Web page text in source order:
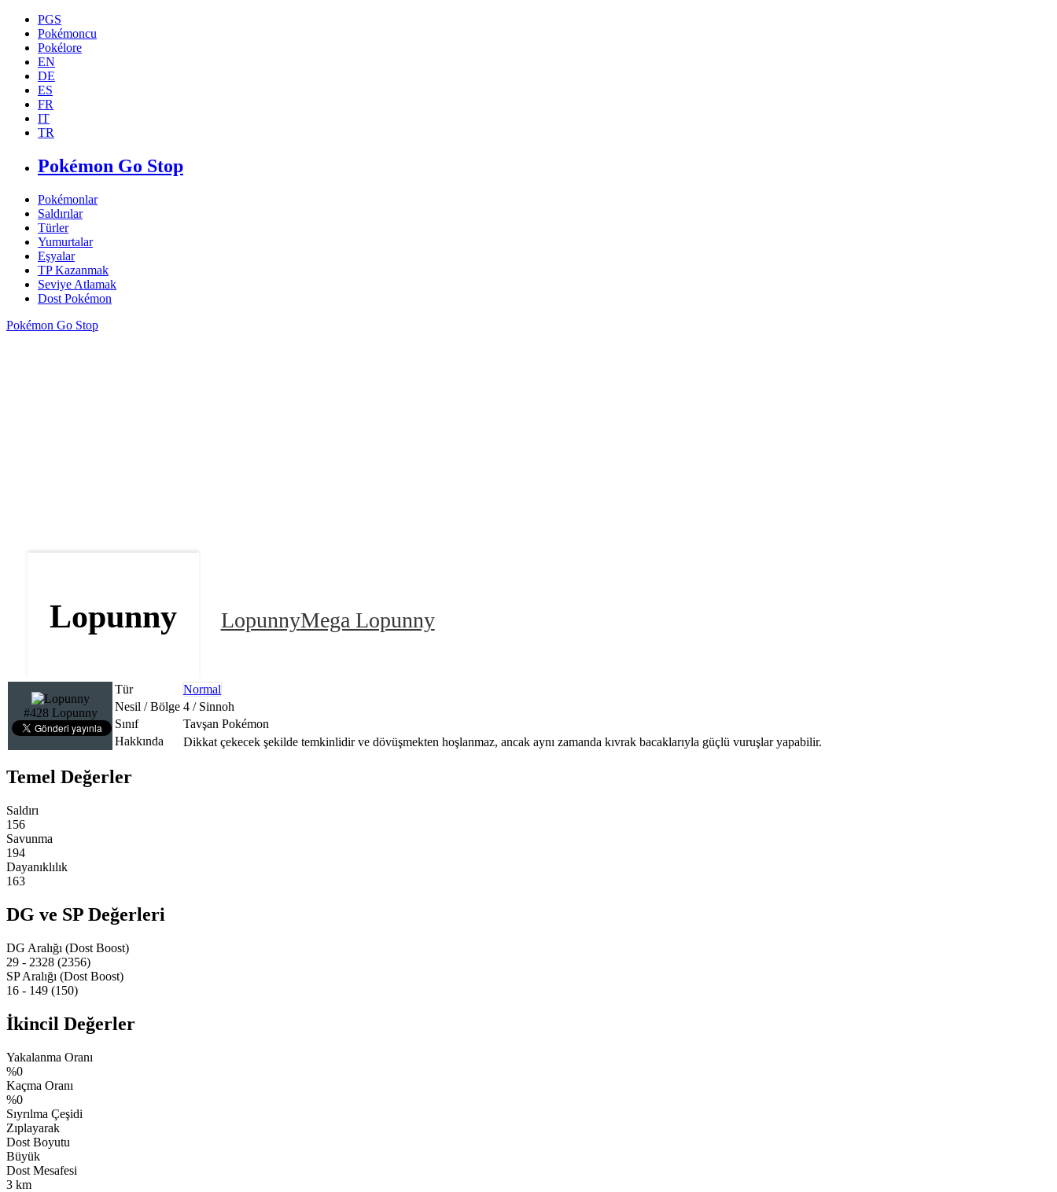
PGS
Pokémoncu
Pokélore
EN
DE
ES
FR
IT
TR
Pokémon Go Stop
Pokémonlar
Saldırılar
Türler
Yumurtalar
Eşyalar
TP Kazanmak
Seviye Atlamak
Dost Pokémon
Pokémon Go Stop
Lopunny LopunnyMega Lopunny
#428 Lopunny
Tür
Normal
Nesil / Bölge 4 / Sinnoh
Sınıf
Tavşan Pokémon
Hakkında
Dikkat çekecek şekilde temkinlidir ve dövüşmekten hoşlanmaz, ancak aynı zamanda kıvrak bacaklarıyla güçlü vuruşlar yapabilir.
Temel Değerler
Saldırı
156
Savunma
194
Dayanıklılık
163
DG ve SP Değerleri
DG Aralığı (Dost Boost)
29 - 2328 (2356)
SP Aralığı (Dost Boost)
16 - 149 (150)
İkincil Değerler
Yakalanma Oranı
%0
Kaçma Oranı
%0
Sıyrılma Çeşidi
Zıplayarak
Dost Boyutu
Büyük
Dost Mesafesi
3 km